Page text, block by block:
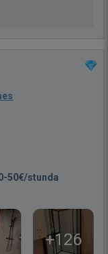
50€/stunda
+126